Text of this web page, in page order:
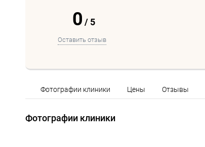
0 / 5
Оставить отзыв
Фотографии клиники Цены Отзывы
Фотографии клиники